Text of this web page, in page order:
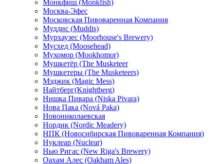
Монкфиш (Monkfish)
Москва-Эфес
Московская Пивоваренная Компания
Муддис (Muddis)
Мурхаузес (Moorhouse's Brewery)
Мусхед (Moosehead)
Мухомор (Mookhomor)
Мушкетёр (The Musketeer
Мушкетеры (The Musketeers)
Мэджик (Magic Mess)
Найтберг(Knightberg)
Нишка Пивара (Niska Pivara)
Нова Пака (Nová Paka)
Новониколаевская
Нордик (Nordic Meadery)
НПК (Новосибирская Пивоваренная Компания)
Нуклеар (Nuclear)
Нью Ригас (New Riga's Brewery)
Оахам Алес (Oakham Ales)